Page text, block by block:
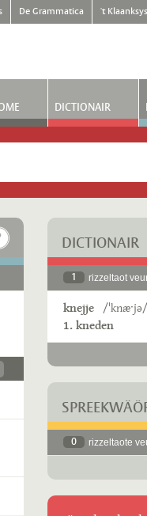
De Grammatica 't
DICTIONAIR
DICTIONAIR
1 rizzeltaot
knejje /ˈknæˑjə/
1. kneden
0 rizzeltaote